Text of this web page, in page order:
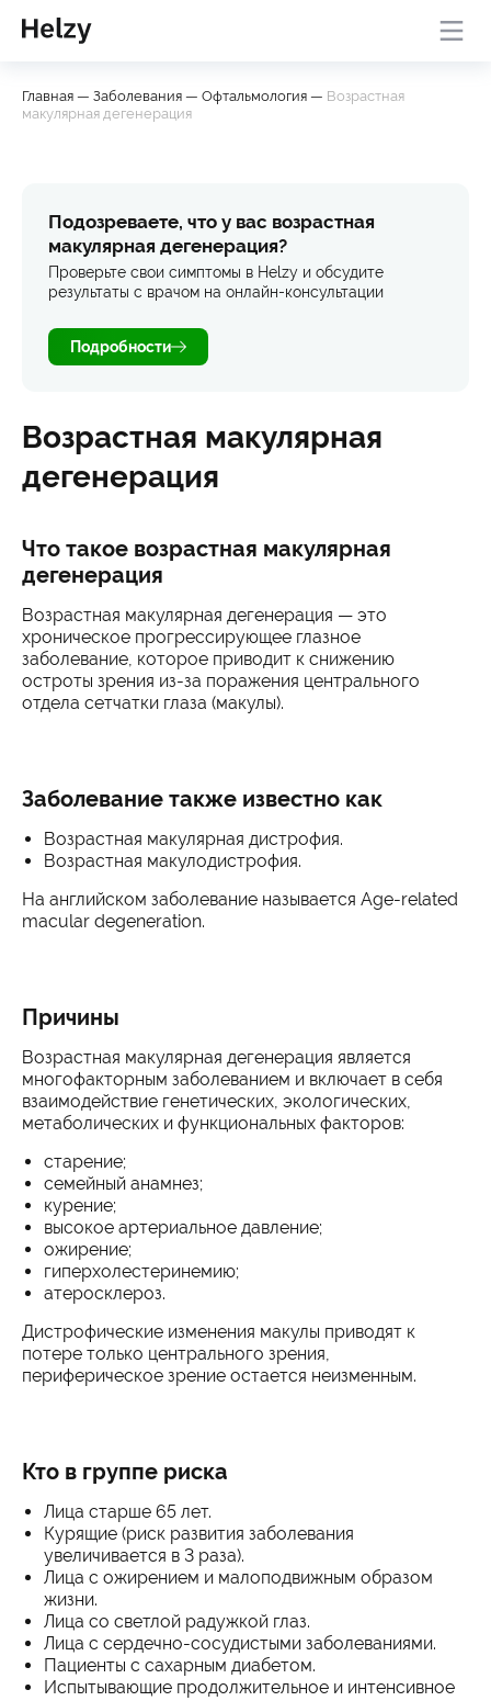
врачом
симптомы
Главная — Заболевания — Офтальмология — Возрастная
макулярная дегенерация
Подозреваете, что у вас возрастная
макулярная дегенерация?
Проверьте свои симптомы в Helzy и обсудите
результаты с врачом на онлайн-консультации
Подробности
Возрастная макулярная
дегенерация
Что такое возрастная макулярная
дегенерация
Возрастная макулярная дегенерация — это
хроническое прогрессирующее глазное
заболевание, которое приводит к снижению
остроты зрения из-за поражения центрального
отдела сетчатки глаза (макулы).
Заболевание также известно как
Возрастная макулярная дистрофия.
Возрастная макулодистрофия.
На английском заболевание называется Age-related
macular degeneration.
Причины
Возрастная макулярная дегенерация является
многофакторным заболеванием и включает в себя
взаимодействие генетических, экологических,
метаболических и функциональных факторов:
старение;
семейный анамнез;
курение;
высокое артериальное давление;
ожирение;
гиперхолестеринемию;
атеросклероз.
Дистрофические изменения макулы приводят к
потере только центрального зрения,
периферическое зрение остается неизменным.
Кто в группе риска
Лица старше 65 лет.
Курящие (риск развития заболевания
увеличивается в 3 раза).
Лица с ожирением и малоподвижным образом
жизни.
Лица со светлой радужкой глаз.
Лица с сердечно-сосудистыми заболеваниями.
Пациенты с сахарным диабетом.
Испытывающие продолжительное и интенсивное